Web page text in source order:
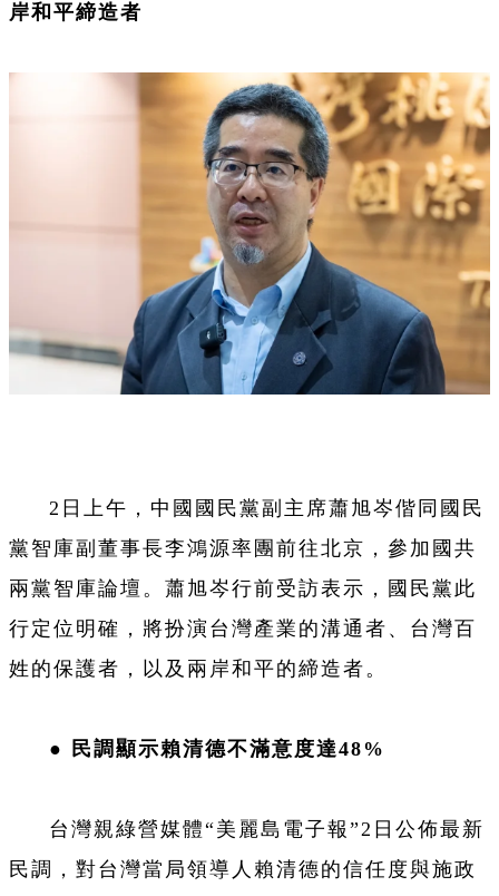
岸和平締造者
2 日上午，中國國民黨副主席蕭旭岑偕同國民
黨智庫副董事長李鴻源率團前往北京，參加國共
兩黨智庫論壇。蕭旭岑行前受訪表示，國民黨此
行定位明確，將扮演台灣產業的溝通者、台灣百
姓的保護者，以及兩岸和平的締造者。
● 民調顯示賴清德不滿意度達48%
台灣親綠營媒體“美麗島電子報”2日公佈最新
民調，對台灣當局領導人賴清德的信任度與施政